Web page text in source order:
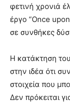
show.desi
xxx
lyons
you
the
meaning
of
pain.
φετινή χρονιά
έργο “Once
σε συνθήκες
Η κατάκτηση
στην ιδέα ότι
στοιχεία που
Δεν πρόκειται